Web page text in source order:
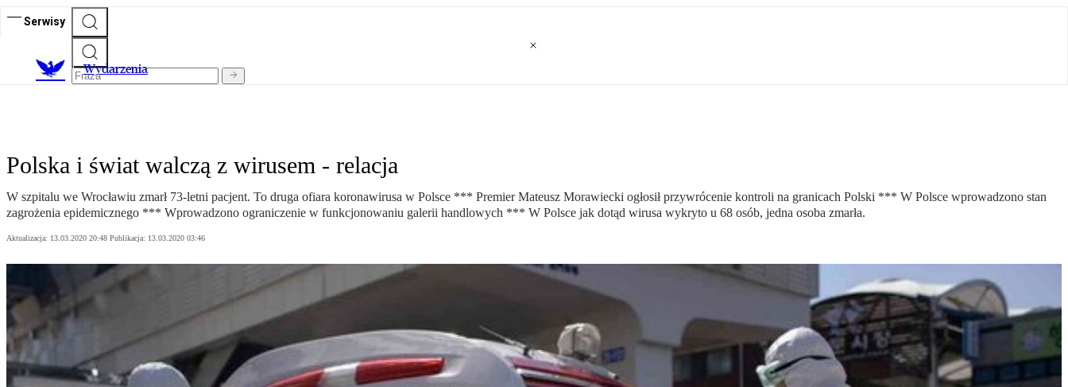
Serwisy
Wydarzenia
Polska i świat walczą z wirusem - relacja
W szpitalu we Wrocławiu zmarł 73-letni pacjent. To druga ofiara koronawirusa w Polsce *** Premier Mateusz Morawiecki ogłosił przywrócenie kontroli na granicach Polski *** W Polsce wprowadzono stan
zagrożenia epidemicznego *** Wprowadzono ograniczenie w funkcjonowaniu galerii handlowych *** W Polsce jak dotąd wirusa wykryto u 68 osób, jedna osoba zmarła.
Aktualizacja: 13.03.2020 20:48 Publikacja: 13.03.2020 03:46